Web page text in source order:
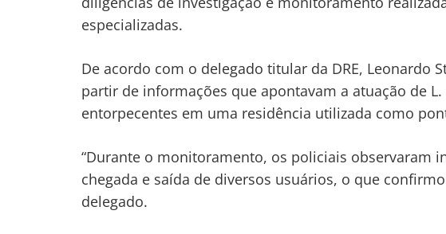
especializadas.
De acordo com o delegado titular da DRE, Leonardo
partir de informações que apontavam a atuação de L.
entorpecentes em uma residência utilizada como
“Durante o monitoramento, os policiais observaram
chegada e saída de diversos usuários, o que
delegado.